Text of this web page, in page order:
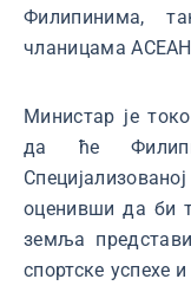
Филипинима,
чланицама
Министар је
да ће
оценивши да би
земља
спортске успехе